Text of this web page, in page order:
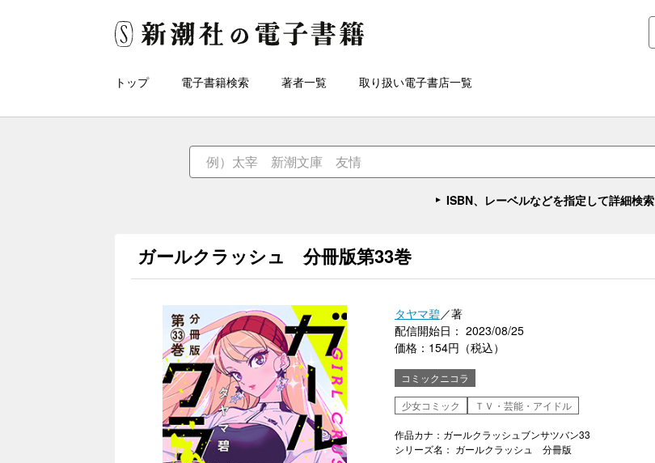
トップ 電子書籍検索 著者一覧 取り扱い電子書店一覧
ISBN、レーベルなどを指定して詳細検索
ガールクラッシュ 分冊版第33巻
タヤマ碧／著
配信開始日： 2023/08/25
価格：154円（税込）
コミックニコラ
少女コミック
ＴＶ・芸能・アイドル
作品カナ：ガールクラッシュブンサツバン33
シリーズ名： ガールクラッシュ 分冊版